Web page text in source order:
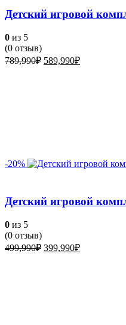
Детский игровой
0 из 5
(0 отзыв)
789,990₽ Первоначальная
589,990₽Текущая
-20%
Детский игровой
0 из 5
(0 отзыв)
499,990₽ Первоначальная
399,990₽Текущая